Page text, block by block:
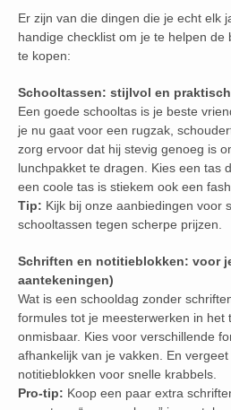
Er zijn van die dingen die je echt elk
handige checklist om je te helpen de
te kopen:
Schooltassen: stijlvol en praktisch
Een goede schooltas is je beste
je nu gaat voor een rugzak,
zorg ervoor dat hij stevig genoeg is
lunchpakket te dragen. Kies een tas
een coole tas is stiekem ook een
Tip: Kijk bij onze aanbiedingen voor
schooltassen tegen scherpe prijzen.
Schriften en notitieblokken: voor
aantekeningen)
Wat is een schooldag zonder
formules tot je meesterwerken in het
onmisbaar. Kies voor verschillende
afhankelijk van je vakken. En
notitieblokken voor snelle krabbels.
Pro-tip: Koop een paar extra